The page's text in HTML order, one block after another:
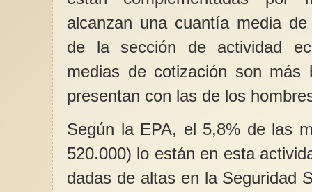
alcanzan una cuantía media
de la sección de actividad
medias de cotización son más
presentan con las de los
Según la EPA, el 5,8% de las
520.000) lo están en esta
dadas de altas en la Seguridad